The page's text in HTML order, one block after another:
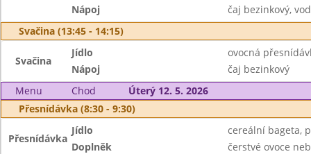
Nápoj
čaj bezinkový,
Svačina (13:45 - 14:15)
Svačina
Jídlo
ovocná
Nápoj
čaj bezinkový
Menu
Chod
Úterý 12. 5. 2026
Přesnídávka (8:30 - 9:30)
Přesnídávka
Jídlo
cereální bageta,
Doplněk
čerstvé ovoce